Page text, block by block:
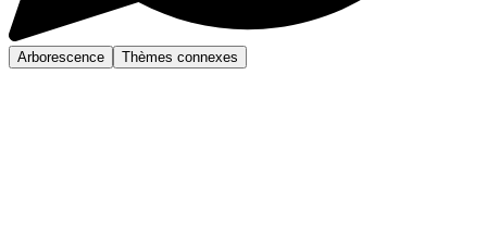
Arborescence Thèmes connexes